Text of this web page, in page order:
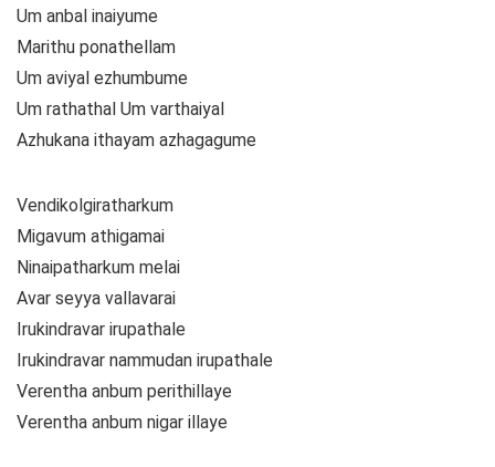
Um anbal inaiyume
Marithu ponathellam
Um aviyal ezhumbume
Um rathathal Um varthaiyal
Azhukana ithayam azhagagume
Vendikolgiratharkum
Migavum athigamai
Ninaipatharkum melai
Avar seyya vallavarai
Irukindravar irupathale
Irukindravar nammudan irupathale
Verentha anbum perithillaye
Verentha anbum nigar illaye